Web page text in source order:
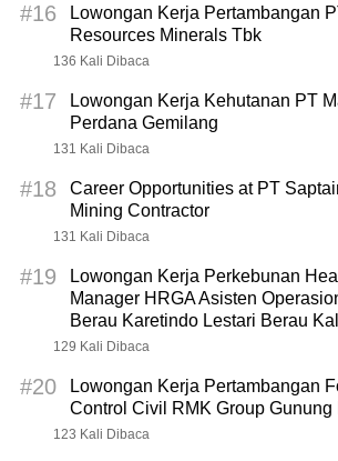
#16
Lowongan Kerja Pertambangan
Resources Minerals Tbk
136 Kali Dibaca
#17
Lowongan Kerja Kehutanan PT
Perdana Gemilang
131 Kali Dibaca
#18
Career Opportunities at PT
Mining Contractor
131 Kali Dibaca
#19
Lowongan Kerja Perkebunan
Manager HRGA Asisten
Berau Karetindo Lestari Berau
129 Kali Dibaca
#20
Lowongan Kerja Pertambangan
Control Civil RMK Group Gunung
123 Kali Dibaca